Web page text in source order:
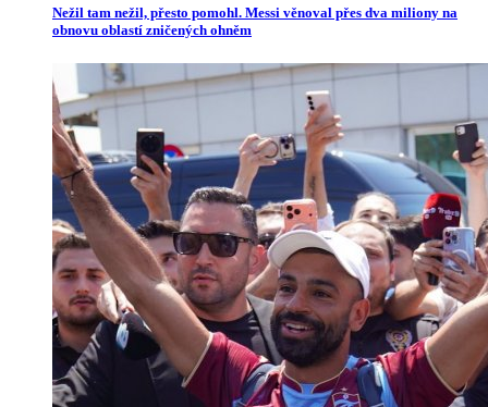
Nežil tam nežil, přesto pomohl. Messi věnoval přes dva miliony na
obnovu oblastí zničených ohněm